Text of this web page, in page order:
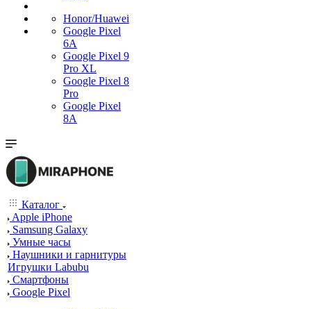
Honor/Huawei
Google Pixel
6A
Google Pixel 9
Pro XL
Google Pixel 8
Pro
Google Pixel
8A
Каталог
Apple iPhone
Samsung Galaxy
Умные часы
Наушники и гарнитуры
Игрушки Labubu
Смартфоны
Google Pixel